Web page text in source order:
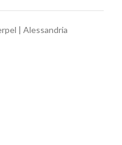
| Alessandria